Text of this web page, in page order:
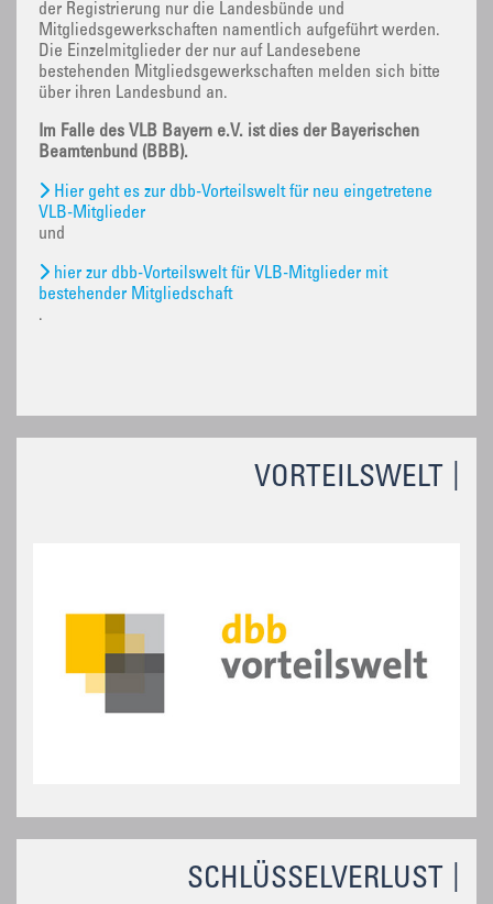
VORTEILSWELT
SCHLÜSSELVERLUST
der Registrierung nur die Landesbünde und
Mitgliedsgewerkschaften namentlich aufgeführt werden.
Die Einzelmitglieder der nur auf Landesebene
bestehenden Mitgliedsgewerkschaften melden sich bitte
über ihren Landesbund an.
Im Falle des VLB Bayern e.V. ist dies der Bayerischen
Beamtenbund (BBB).
Hier geht es zur dbb-Vorteilswelt für neu eingetretene
VLB-Mitglieder
und
hier zur dbb-Vorteilswelt für VLB-Mitglieder mit
bestehender Mitgliedschaft
.